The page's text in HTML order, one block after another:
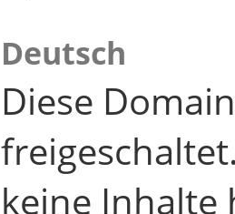
Deutsch
Diese
keine Inhalte